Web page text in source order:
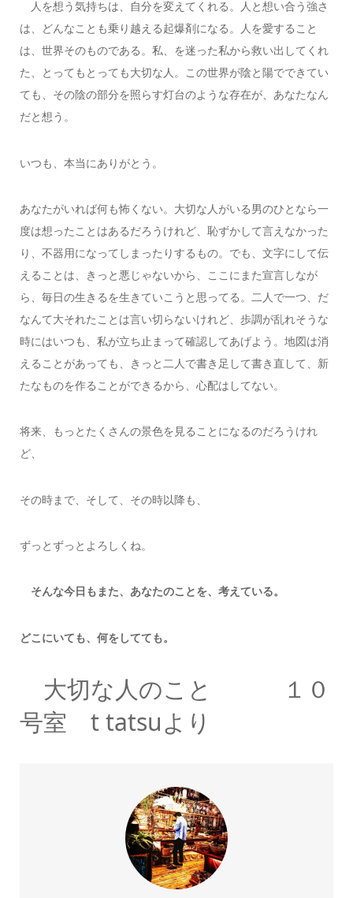
人を想う気持ちは、自分を変えてくれる。人と想い合う強さ
は、どんなことも乗り越える起爆剤になる。人を愛すること
は、世界そのものである。私、を迷った私から救い出してくれ
た、とってもとっても大切な人。この世界が陰と陽でできてい
ても、その陰の部分を照らす灯台のような存在が、あなたなん
だと想う。
いつも、本当にありがとう。
あなたがいれば何も怖くない。大切な人がいる男のひとなら一
度は想ったことはあるだろうけれど、恥ずかして言えなかった
り、不器用になってしまったりするもの。でも、文字にして伝
えることは、きっと悪じゃないから、ここにまた宣言しなが
ら、毎日の生きるを生きていこうと思ってる。二人で一つ、だ
なんて大それたことは言い切らないけれど、歩調が乱れそうな
時にはいつも、私が立ち止まって確認してあげよう。地図は消
えることがあっても、きっと二人で書き足して書き直して、新
たなものを作ることができるから、心配はしてない。
将来、もっとたくさんの景色を見ることになるのだろうけれ
ど、
その時まで、そして、その時以降も、
ずっとずっとよろしくね。
そんな今日もまた、あなたのことを、考えている。
どこにいても、何をしてても。
大切な人のこと １０
号室 t tatsuより